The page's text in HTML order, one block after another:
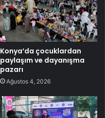
Konya’da çocuklardan
paylaşım ve dayanışma
pazarı
Ağustos 4, 2026